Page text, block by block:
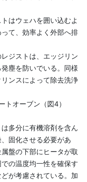
はウェハを囲い込むよ
て、効率よく外部へ排
ジストは、エッジリン
塵を防いでいる。同様
ンスによって除去洗浄
オーブン（図4）
多分に有機溶剤を含ん
固化させる必要があ
盤の下部にヒータが取
の温度均一性を確保す
が考慮されている。加